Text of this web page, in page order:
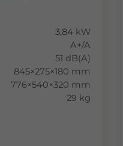
3,84 kW
A+/A
51 dB(A)
845×275×180 mm
776×540×320 mm
29 kg